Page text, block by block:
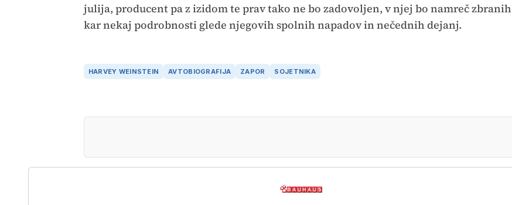
julija, producent pa z izidom te prav tako ne bo zadovoljen, v njej bo namreč zbranih
kar nekaj podrobnosti glede njegovih spolnih napadov in nečednih dejanj.
HARVEY WEINSTEIN AVTOBIOGRAFIJA ZAPOR SOJETNIKA